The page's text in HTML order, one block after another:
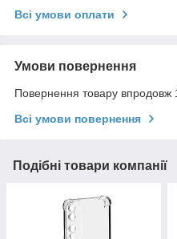
Всі умови оплати
Умови повернення
Повернення товару впродовж
Всі умови повернення
Подібні товари компанії